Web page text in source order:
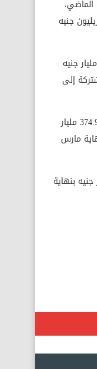
بنهاية مارس الماضي،
مليار جنيه بنهاية ديسمبر 2025، كما ارتفعت ودائع العملاء إلى 1.210 تريليون جنيه
كما ارتفعت قروض المؤسسات إلى 490.149 مليار جنيه بنهاية مارس 2026، مقارنة بـ449.129 مليار جنيه
والقروض المشتركة إلى
كما صعدت الاستثمارات المالية المدرجة بالقيمة العادلة من خلال الدخل الشامل الآخر إلى 374.989 مليار
نحو 264.070 مليار جنيه بنهاية مارس
مليار جنيه بنهاية مارس 2026، مقابل 230.015 مليار جنيه بنهاية